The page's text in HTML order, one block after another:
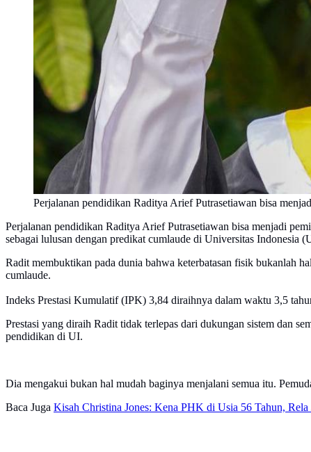
Perjalanan pendidikan Raditya Arief Putrasetiawan bisa
Perjalanan pendidikan Raditya Arief Putrasetiawan bisa menjadi
sebagai lulusan dengan predikat cumlaude di Universitas Indonesia
Radit membuktikan pada dunia bahwa keterbatasan fisik bukanlah
cumlaude.
Indeks Prestasi Kumulatif (IPK) 3,84 diraihnya dalam waktu 3,5
Prestasi yang diraih Radit tidak terlepas dari dukungan sistem dan
pendidikan di UI.
Dia mengakui bukan hal mudah baginya menjalani semua itu.
Baca Juga Kisah Christina Jones: Kena PHK di Usia 56 Tahun,